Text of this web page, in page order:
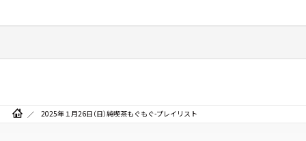
2025年１月26日（日）純喫茶もぐもぐ-プレイリスト